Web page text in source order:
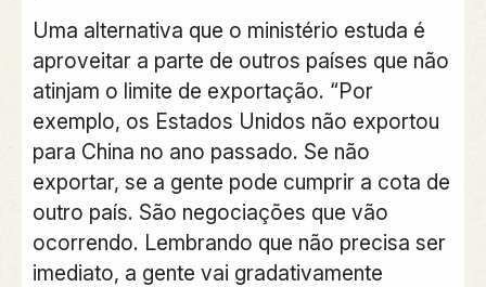
Uma alternativa que o ministério estuda é
aproveitar a parte de outros países que não
atinjam o limite de exportação. “Por
exemplo, os Estados Unidos não exportou
para China no ano passado. Se não
exportar, se a gente pode cumprir a cota de
outro país. São negociações que vão
ocorrendo. Lembrando que não precisa ser
imediato, a gente vai gradativamente